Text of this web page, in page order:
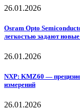
26.01.2026
Osram Opto
легкостью задают
26.01.2026
NXP: KMZ60 —
измерений
26.01.2026